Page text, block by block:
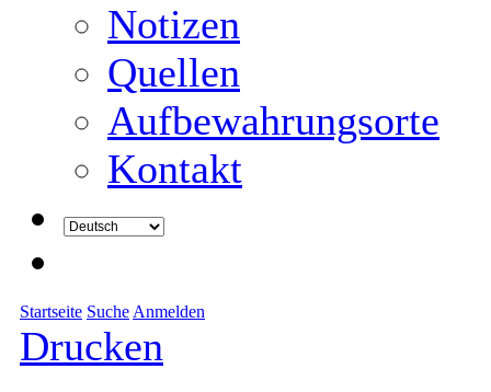
Notizen
Quellen
Aufbewahrungsorte
Kontakt
Startseite Suche Anmelden
Drucken